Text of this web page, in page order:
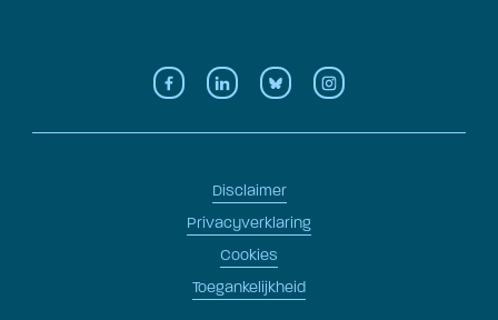
Disclaimer
Privacyverklaring
Cookies
Toegankelijkheid